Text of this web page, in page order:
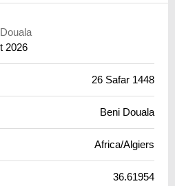
2026
26 Safar 1448
Beni Douala
Africa/Algiers
36.61954